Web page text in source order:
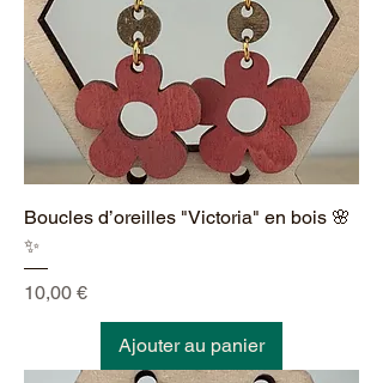
Boucles d’oreilles "Victoria" en bois 🌸
✨
Prix
10,00 €
Ajouter au panier